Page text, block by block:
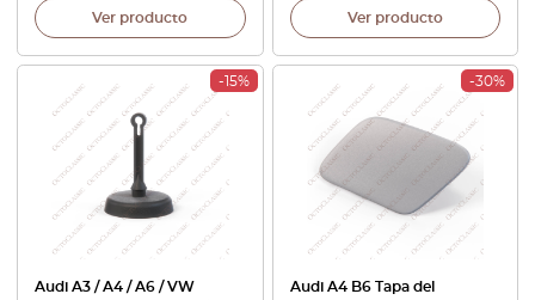
Ver producto Ver producto
-15%
Audi A3 / A4 / A6 / VW
-30%
Audi A4 B6 Tapa del